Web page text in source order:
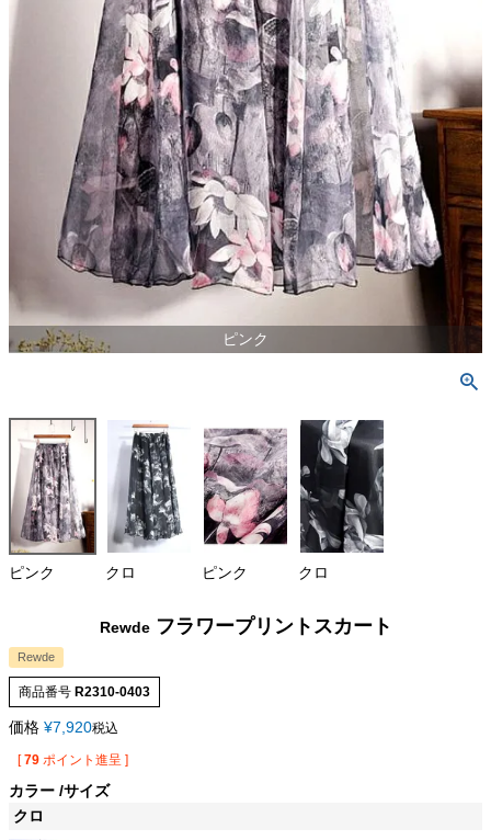
ピンク
ピンク クロ ピンク クロ
Rewde フラワープリントスカート
Rewde
商品番号 R2310-0403
価格 ¥7,920税込
[ 79 ポイント進呈 ]
カラー サイズ
クロ